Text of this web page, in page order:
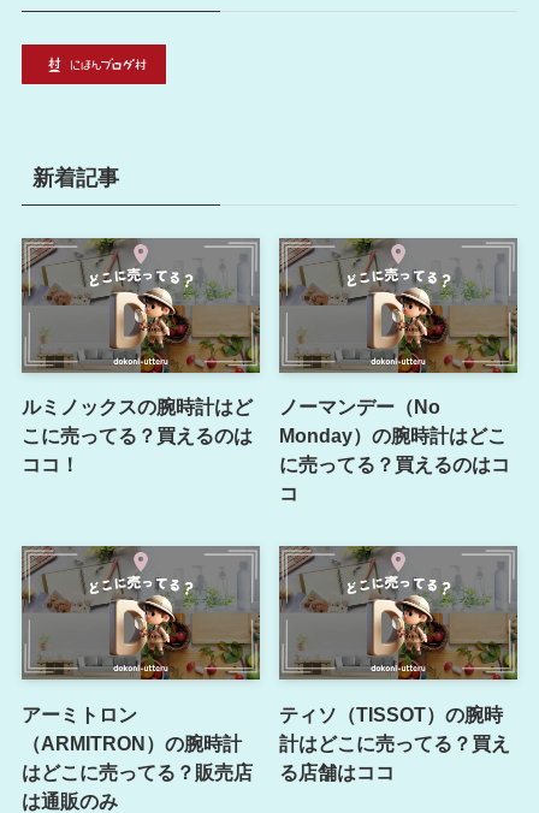
新着記事
ルミノックスの腕時計はど
こに売ってる？買えるのは
ココ！
ノーマンデー（No
Monday）の腕時計はどこ
に売ってる？買えるのはコ
コ
アーミトロン
（ARMITRON）の腕時計
はどこに売ってる？販売店
は通販のみ
ティソ（TISSOT）の腕時
計はどこに売ってる？買え
る店舗はココ